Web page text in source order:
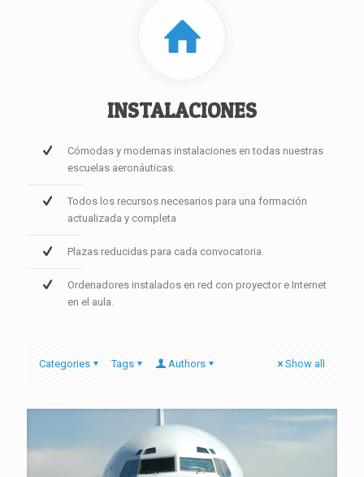
INSTALACIONES
Cómodas y modernas instalaciones en todas nuestras
escuelas aeronáuticas.
Todos los recursos necesarios para una formación
actualizada y completa
Plazas reducidas para cada convocatoria.
Ordenadores instalados en red con proyector e Internet
en el aula.
Categories Tags Authors Show all